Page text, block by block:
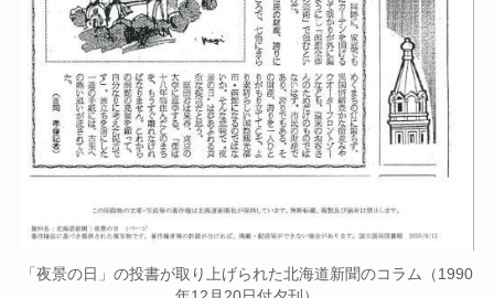
「夜景の日」の投書が取り上げられた北海道新聞のコラム（1990